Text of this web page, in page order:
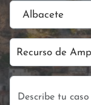
Albacete
Recurso de